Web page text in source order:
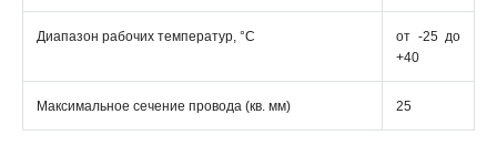
Диапазон рабочих температур, °С
от -25 до
+40
Максимальное сечение провода (кв. мм) 25